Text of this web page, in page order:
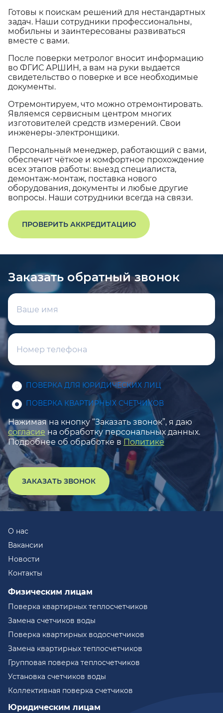
Готовы к поискам решений для нестандартных
задач. Наши сотрудники профессиональны,
мобильны и заинтересованы развиваться
вместе с вами.
После поверки метролог вносит информацию
во ФГИС АРШИН, а вам на руки выдается
свидетельство о поверке и все необходимые
документы.
Отремонтируем, что можно отремонтировать.
Являемся сервисным центром многих
изготовителей средств измерений. Свои
инженеры-электронщики.
Персональный менеджер, работающий с вами,
обеспечит чёткое и комфортное прохождение
всех этапов работы: выезд специалиста,
демонтаж-монтаж, поставка нового
оборудования, документы и любые другие
вопросы. Наши сотрудники всегда на связи.
ПРОВЕРИТЬ АККРЕДИТАЦИЮ
Заказать обратный звонок
ПОВЕРКА ДЛЯ ЮРИДИЧЕСКИХ ЛИЦ
ПОВЕРКА КВАРТИРНЫХ СЧЕТЧИКОВ
Нажимая на кнопку “Заказать звонок”, я даю
согласие на обработку персональных данных.
Подробнее об обработке в Политике
ЗАКАЗАТЬ ЗВОНОК
О нас
Вакансии
Новости
Контакты
Физическим лицам
Поверка квартирных теплосчетчиков
Замена счетчиков воды
Поверка квартирных водосчетчиков
Замена квартирных теплосчетчиков
Групповая поверка теплосчетчиков
Установка счетчиков воды
Коллективная поверка счетчиков
Юридическим лицам